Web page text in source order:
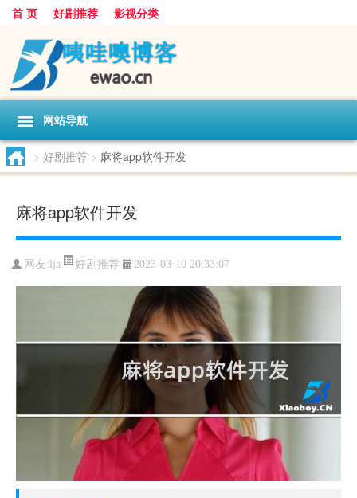
首 页 好剧推荐 影视分类
网站导航
> 好剧推荐 > 麻将app软件开发
麻将app软件开发
网友: lja 好剧推荐 2023-03-10 20:33:07